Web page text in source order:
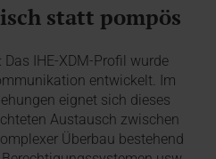
statt pompös
Das IHE-XDM-Profil wurde
entwickelt. Im
eignet sich dieses
Austausch zwischen
Überbau bestehend